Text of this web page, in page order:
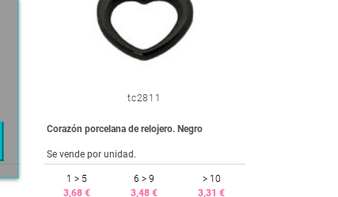
tc2811
Corazón porcelana de relojero. Negro
Se vende por unidad.
1 > 5
3,68 €
6 > 9
3,48 €
> 10
3,31 €